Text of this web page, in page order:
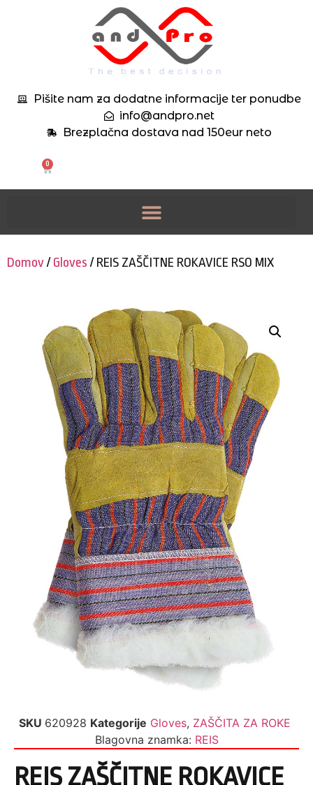
Pišite nam za dodatne informacije ter ponudbe
info@andpro.net
Brezplačna dostava nad 150eur neto
0
Domov/Gloves/ REIS ZAŠČITNE ROKAVICE RSO MIX
SKU 620928 Kategorije Gloves, ZAŠČITA ZA ROKE
Blagovna znamka: REIS
REIS ZAŠČITNE ROKAVICE